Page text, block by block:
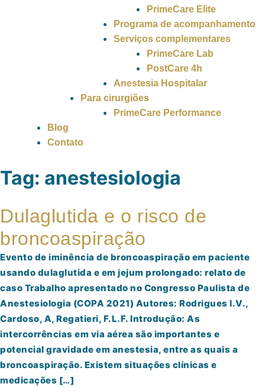
PrimeCare Elite
Programa de acompanhamento
Serviços complementares
PrimeCare Lab
PostCare 4h
Anestesia Hospitalar
Para cirurgiões
PrimeCare Performance
Blog
Contato
Tag: anestesiologia
Dulaglutida e o risco de
broncoaspiração
Evento de iminência de broncoaspiração em paciente
usando dulaglutida e em jejum prolongado: relato de
caso Trabalho apresentado no Congresso Paulista de
Anestesiologia (COPA 2021) Autores: Rodrigues I.V.,
Cardoso, A, Regatieri, F.L.F. Introdução: As
intercorrências em via aérea são importantes e
potencial gravidade em anestesia, entre as quais a
broncoaspiração. Existem situações clínicas e
medicações […]